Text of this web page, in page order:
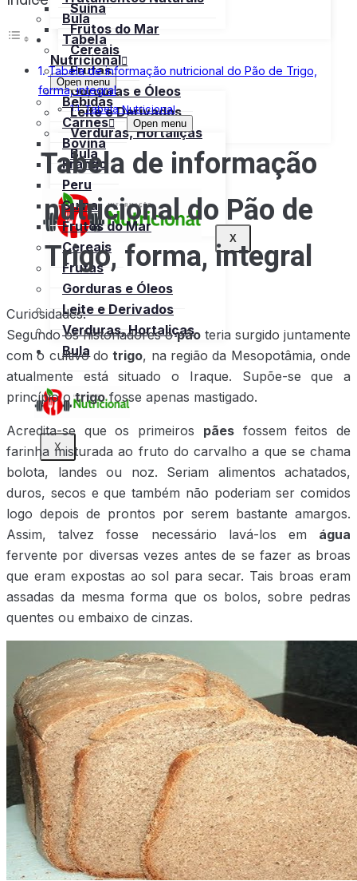
Suína
Frutos do Mar
Cereais
Frutas
Gorduras e Óleos
Leite e Derivados
Verduras, Hortaliças
Bula
X
Bula
Tabela
Nutricional
Open menu
Bebidas
Carnes
Open menu
Bovina
Frango
Peru
Suína
Frutos do Mar
Cereais
Frutas
Gorduras e Óleos
Leite e Derivados
Verduras, Hortaliças
Bula
X
Tabela de informação nutricional do Pão de Trigo,
forma, integral
Tabela Nutricional
Tabela de informação
nutricional do Pão de
Trigo, forma, integral
Curiosidades:
Segundo os historiadores opão teria surgido juntamente
com o cultivo dotrigo, na região da Mesopotâmia, onde
atualmente está situado o Iraque. Supõe-se que a
princípio otrigofosse apenas mastigado.
Acredita-se que os primeiros pãesfossem feitos de
farinha misturada ao fruto do carvalho a que se chama
bolota, landes ou noz. Seriam alimentos achatados,
duros, secos e que também não poderiam ser comidos
logo depois de prontos por serem bastante amargos.
Assim, talvez fosse necessário lavá-los em água
fervente por diversas vezes antes de se fazer as broas
que eram expostas ao sol para secar. Tais broas eram
assadas da mesma forma que os bolos, sobre pedras
quentes ou embaixo de cinzas.